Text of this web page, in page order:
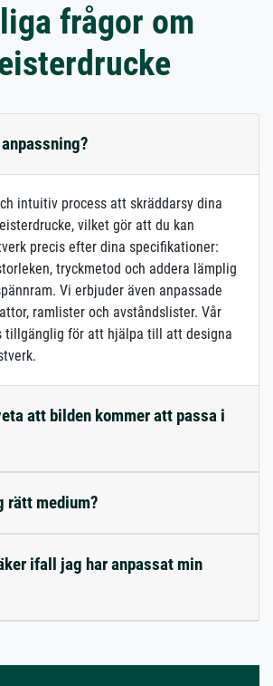
frågor om
intuitiv process att skräddarsy dina
vilket gör att du kan
precis efter dina specifikationer:
tryckmetod och addera lämplig
Vi erbjuder även anpassade
ramlister och avståndslister. Vår
tillgänglig för att hjälpa till att designa
att bilden kommer att passa i
rätt medium?
ifall jag har anpassat min